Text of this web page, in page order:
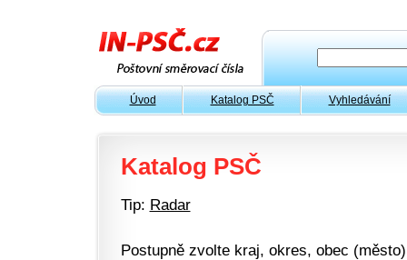
Úvod Katalog PSČ Vyhledávání
Katalog PSČ
Tip: Radar
Postupně zvolte kraj, okres, obec